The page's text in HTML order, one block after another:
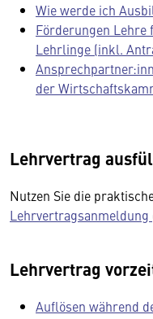
Wie werde ich
Förderungen
Lehrlinge (inkl.
der
Lehrvertrag
Nutzen Sie die
Lehrvertragsanmeldung
Lehrvertrag
Auflösen während